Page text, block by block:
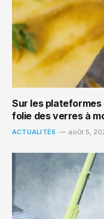
Sur les plateformes
folie des verres à
ACTUALITÉS août 5,